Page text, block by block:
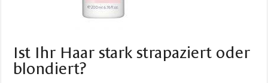
Ist Ihr Haar stark strapaziert oder
blondiert?